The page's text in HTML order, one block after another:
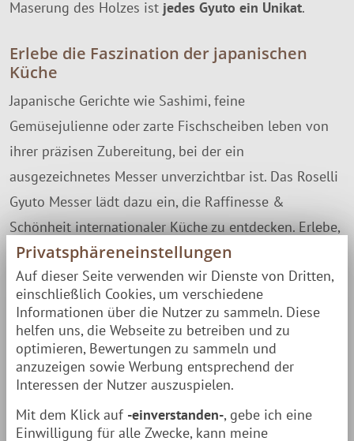
Maserung des Holzes ist jedes Gyuto ein Unikat.
Erlebe die Faszination der japanischen
Küche
Japanische Gerichte wie Sashimi, feine
Gemüsejulienne oder zarte Fischscheiben leben von
ihrer präzisen Zubereitung, bei der ein
ausgezeichnetes Messer unverzichtbar ist. Das Roselli
Gyuto Messer lädt dazu ein, die Raffinesse &
Schönheit internationaler Küche zu entdecken. Erlebe,
wie mühelos es sich mit einem handgefertigten,
scharfen Messer schneiden lässt – ein Genuss, der
nicht nur den Geschmack, sondern auch die
Zubereitung zu einem besonderen Erlebnis macht.
Besondere Eigenschaften
Schmale Klinge aus hochwertigem Carbonstahl für
präzises Schneiden
Privatsphäreneinstellungen
Auf dieser Seite verwenden wir Dienste von Dritten,
einschließlich Cookies, um verschiedene
Informationen über die Nutzer zu sammeln. Diese
helfen uns, die Webseite zu betreiben und zu
optimieren, Bewertungen zu sammeln und
anzuzeigen sowie Werbung entsprechend der
Interessen der Nutzer auszuspielen.
Mit dem Klick auf -einverstanden-, gebe ich eine
Einwilligung für alle Zwecke, kann meine